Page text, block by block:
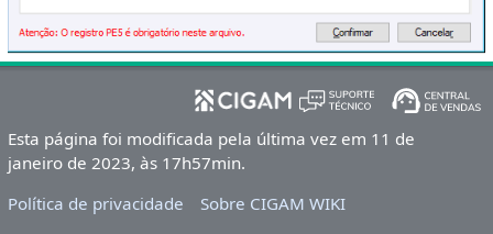
Esta página foi modificada pela última vez em 11 de
janeiro de 2023, às 17h57min.
Política de privacidade
Sobre CIGAM WIKI